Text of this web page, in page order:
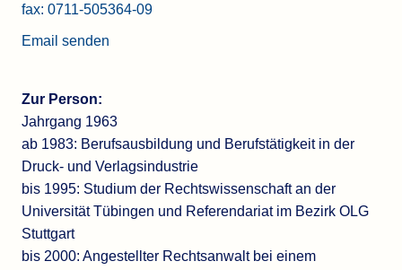
fax: 0711-505364-09
Email senden
Zur Person:
Jahrgang 1963
ab 1983: Berufsausbildung und Berufstätigkeit in der
Druck- und Verlagsindustrie
bis 1995: Studium der Rechtswissenschaft an der
Universität Tübingen und Referendariat im Bezirk OLG
Stuttgart
bis 2000: Angestellter Rechtsanwalt bei einem